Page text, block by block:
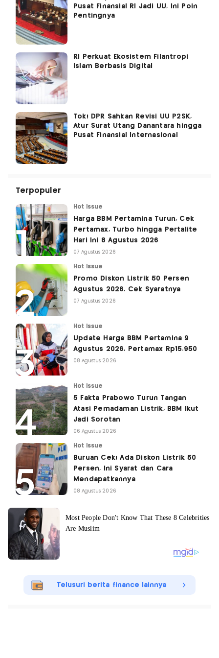
Pusat Finansial RI Jadi UU, Ini Poin
Pentingnya
RI Perkuat Ekosistem Filantropi
Islam Berbasis Digital
Tok! DPR Sahkan Revisi UU P2SK,
Atur Surat Utang Danantara hingga
Pusat Finansial Internasional
Terpopuler
Hot Issue
Harga BBM Pertamina Turun, Cek
Pertamax, Turbo hingga Pertalite
Hari Ini 8 Agustus 2026
07 Agustus 2026
Hot Issue
Promo Diskon Listrik 50 Persen
Agustus 2026, Cek Syaratnya
07 Agustus 2026
Hot Issue
Update Harga BBM Pertamina 9
Agustus 2026, Pertamax Rp15.950
08 Agustus 2026
Hot Issue
5 Fakta Prabowo Turun Tangan
Atasi Pemadaman Listrik, BBM Ikut
Jadi Sorotan
06 Agustus 2026
Hot Issue
Buruan Cek! Ada Diskon Listrik 50
Persen, Ini Syarat dan Cara
Mendapatkannya
08 Agustus 2026
Telusuri berita finance lainnya